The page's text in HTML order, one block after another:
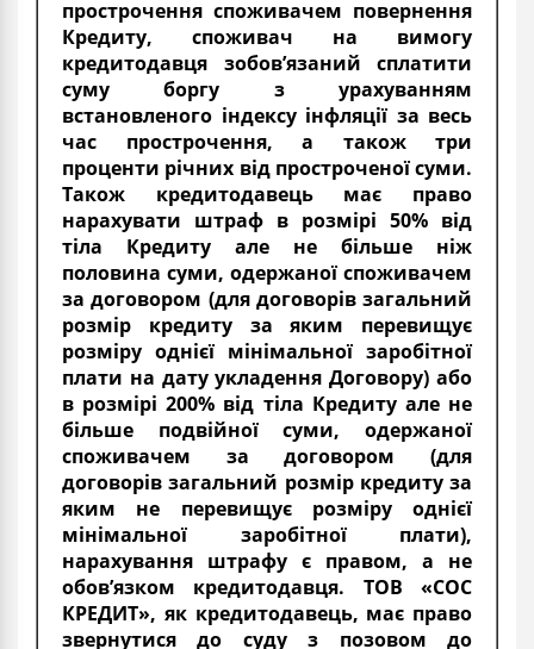
прострочення споживачем повернення
Кредиту, споживач на вимогу
кредитодавця зобов’язаний сплатити
суму боргу з урахуванням
встановленого індексу інфляції за весь
час прострочення, а також три
проценти річних від простроченої суми.
Також кредитодавець має право
нарахувати штраф в розмірі 50% від
тіла Кредиту але не більше ніж
половина суми, одержаної споживачем
за договором (для договорів загальний
розмір кредиту за яким перевищує
розміру однієї мінімальної заробітної
плати на дату укладення Договору) або
в розмірі 200% від тіла Кредиту але не
більше подвійної суми, одержаної
споживачем за договором (для
договорів загальний розмір кредиту за
яким не перевищує розміру однієї
мінімальної заробітної плати),
нарахування штрафу є правом, а не
обов’язком кредитодавця. ТОВ «СОС
КРЕДИТ», як кредитодавець, має право
звернутися до суду з позовом до